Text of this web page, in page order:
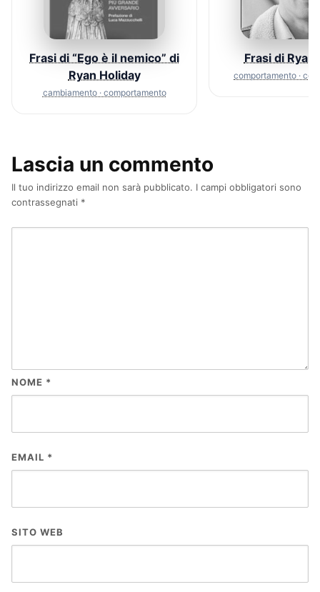
Frasi di “Ego è il nemico” di
Ryan Holiday
cambiamento · comportamento
Frasi di Ryan
comportamento ·
Lascia un commento
Il tuo indirizzo email non sarà pubblicato. I campi obbligatori sono
contrassegnati *
NOME *
EMAIL *
SITO WEB